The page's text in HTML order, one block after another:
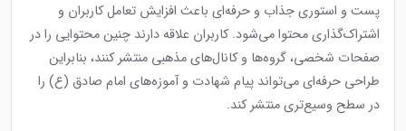
پست و استوری جذاب و حرفه‌ای باعث افزایش تعامل کاربران و
اشتراک‌گذاری محتوا می‌شود. کاربران علاقه دارند چنین محتوایی را در
صفحات شخصی، گروه‌ها و کانال‌های مذهبی منتشر کنند، بنابراین
طراحی حرفه‌ای می‌تواند پیام شهادت و آموزه‌های امام صادق (ع) را
در سطح وسیع‌تری منتشر کند.